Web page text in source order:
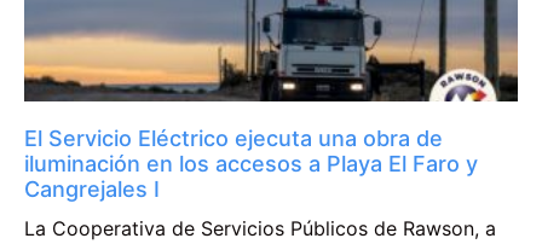
El Servicio Eléctrico ejecuta una obra de
iluminación en los accesos a Playa El Faro y
Cangrejales I
La Cooperativa de Servicios Públicos de Rawson, a